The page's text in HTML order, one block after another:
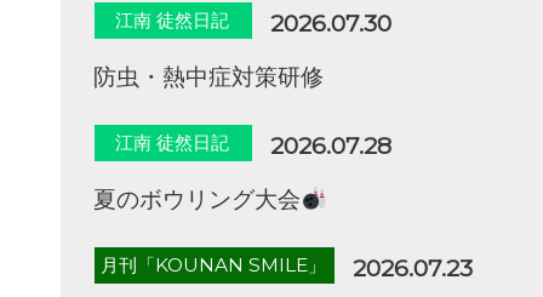
江南 徒然日記
2026.07.30
防虫・熱中症対策研修
江南 徒然日記
2026.07.28
夏のボウリング大会
月刊「KOUNAN SMILE」
2026.07.23